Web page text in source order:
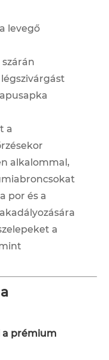
levegő
a
alkalommal,
por és a
a
a prémium